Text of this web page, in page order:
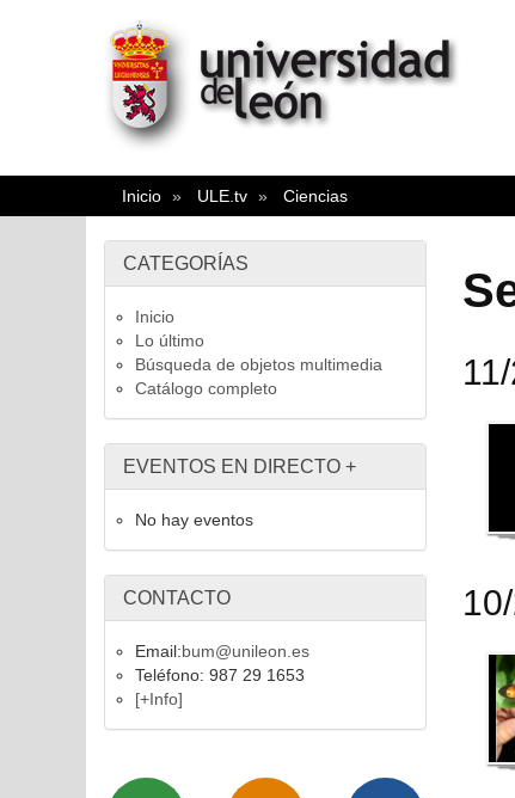
Inicio ULE.tv Ciencias
CATEGORÍAS
Inicio
Lo último
Búsqueda de objetos multimedia
Catálogo completo
EVENTOS EN DIRECTO +
No hay eventos
CONTACTO
Email:bum@unileon.es
Teléfono: 987 29 1653
[+Info]